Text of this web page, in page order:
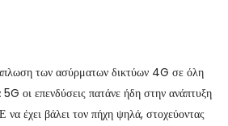
των ασύρματων δικτύων 4G σε όλη
οι επενδύσεις πατάνε ήδη στην ανάπτυξη
έχει βάλει τον πήχη ψηλά, στοχεύοντας